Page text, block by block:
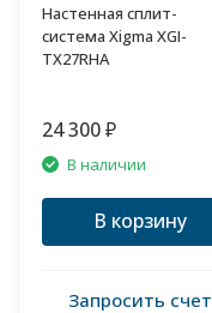
Настенная сплит-
система Xigma XGI-
TX27RHA
24 300 ₽
В наличии
В корзину
Запросить счет